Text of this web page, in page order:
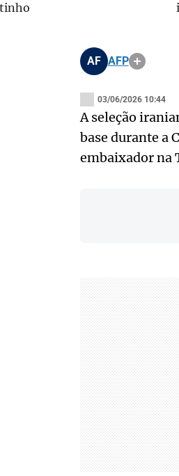
AF AFP
03/06/2026 10:44
A seleção
base durante a
embaixador na